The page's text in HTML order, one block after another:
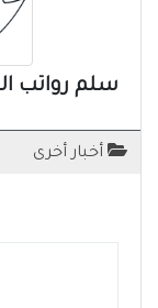
سلم رواتب
أخبار أخرى